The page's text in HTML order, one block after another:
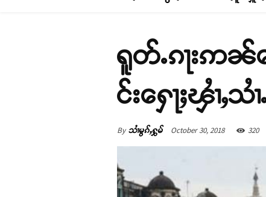
ရူတ်ႉၵႃးဢၼ်
င်းႁေႃႈၾၢႆႇသၢႆ
By သၢႆမွၵ်ႇႁွမ် October 30, 2018 320